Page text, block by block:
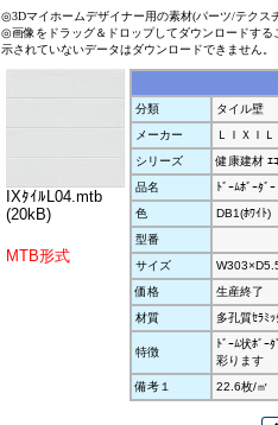
◎3Dマイホームデザイナー用の素材(パーツ/テクス
◎画像をドラッグ＆ドロップしてダウンロードす
示されていないデータはダウンロードできません。
IXﾀｲﾙL04.mtb
(20kB)
MTB形式
分類
タイル壁
メーカー
ＬＩＸＩＬ
シリーズ
健康建材 ｴ
品名
ﾄﾞｰﾑﾎﾞｰﾀ
色
DB1(ﾎﾜｲﾄ)
型番
サイズ
価格
生産終了
材質
多孔質ｾﾗﾐｯ
特徴
ﾄﾞｰﾑ状ﾎﾞｰ
彩ります
備考１
22.6枚/㎡